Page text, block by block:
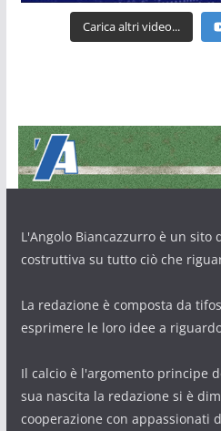
Carica altri video...
L'Angolo Biancazzurro è un sito
costruttiva su tutto ciò che
La redazione è composta da
esprimere le loro idee a
Il calcio è l'argomento principe
sua nascita la redazione si è
cooperazione con appassionati